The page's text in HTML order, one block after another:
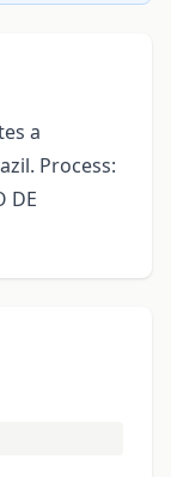
a
Process:
DE